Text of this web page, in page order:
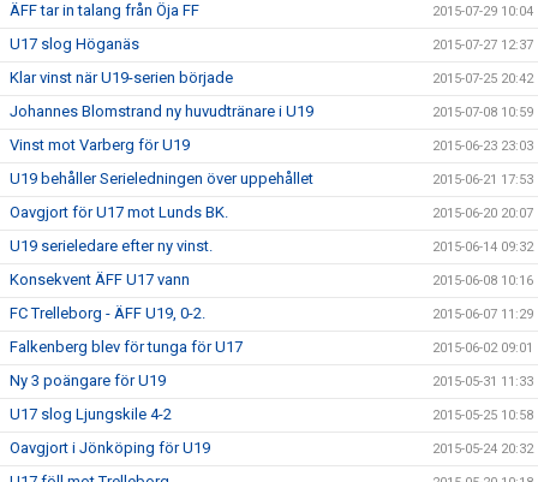
ÄFF tar in talang från Öja FF 2015-07-29 10:04
U17 slog Höganäs 2015-07-27 12:37
Klar vinst när U19-serien började 2015-07-25 20:42
Johannes Blomstrand ny huvudtränare i U19 2015-07-08 10:59
Vinst mot Varberg för U19 2015-06-23 23:03
U19 behåller Serieledningen över uppehållet 2015-06-21 17:53
Oavgjort för U17 mot Lunds BK. 2015-06-20 20:07
U19 serieledare efter ny vinst. 2015-06-14 09:32
Konsekvent ÄFF U17 vann 2015-06-08 10:16
FC Trelleborg - ÄFF U19, 0-2. 2015-06-07 11:29
Falkenberg blev för tunga för U17 2015-06-02 09:01
Ny 3 poängare för U19 2015-05-31 11:33
U17 slog Ljungskile 4-2 2015-05-25 10:58
Oavgjort i Jönköping för U19 2015-05-24 20:32